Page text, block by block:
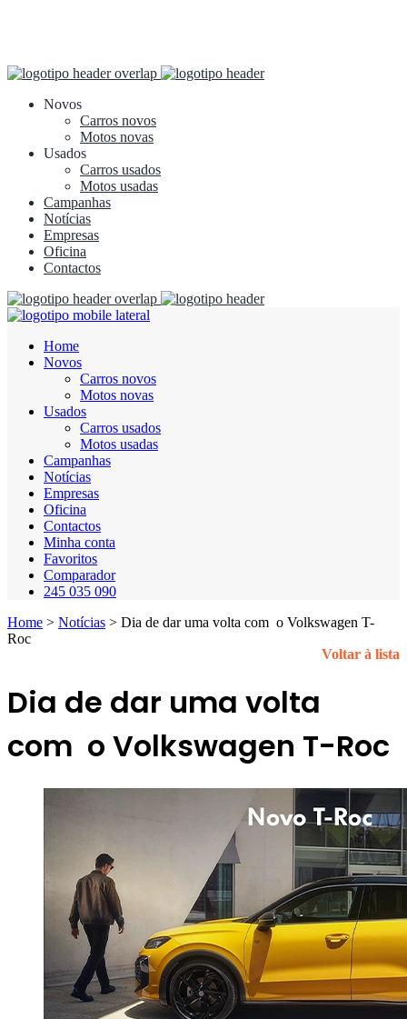
Novos
Carros novos
Motos novas
Usados
Carros usados
Motos usadas
Campanhas
Notícias
Empresas
Oficina
Contactos
Home
Novos
Carros novos
Motos novas
Usados
Carros usados
Motos usadas
Campanhas
Notícias
Empresas
Oficina
Contactos
Minha conta
Favoritos
Comparador
245 035 090
Home > Notícias > Dia de dar uma volta com o Volkswagen T-
Roc
Voltar à lista
Dia de dar uma volta
com o Volkswagen T-Roc